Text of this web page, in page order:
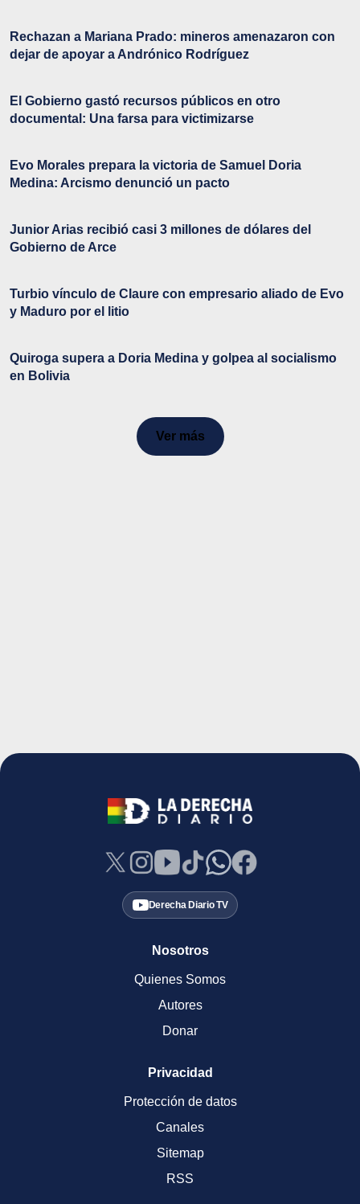
Rechazan a Mariana Prado: mineros amenazaron con
dejar de apoyar a Andrónico Rodríguez
El Gobierno gastó recursos públicos en otro
documental: Una farsa para victimizarse
Evo Morales prepara la victoria de Samuel Doria
Medina: Arcismo denunció un pacto
Junior Arias recibió casi 3 millones de dólares del
Gobierno de Arce
Turbio vínculo de Claure con empresario aliado de Evo
y Maduro por el litio
Quiroga supera a Doria Medina y golpea al socialismo
en Bolivia
Ver más
Derecha Diario TV
Nosotros
Quienes Somos
Autores
Donar
Privacidad
Protección de datos
Canales
Sitemap
RSS